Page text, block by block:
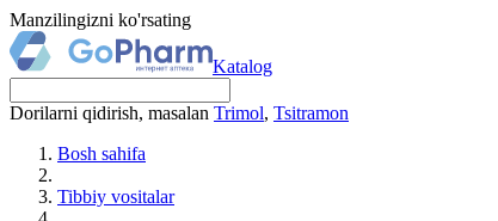
Manzilingizni ko'rsating
Katalog
Dorilarni qidirish, masalan Trimol, Tsitramon
Bosh sahifa
Tibbiy vositalar